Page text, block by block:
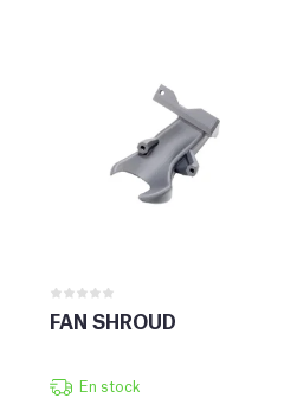
FAN SHROUD
En stock